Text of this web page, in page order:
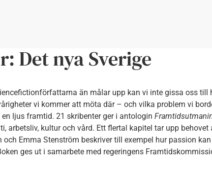
Det nya Sverige
än målar upp kan vi inte gissa oss till
vi kommer att möta där – och vilka problem vi
ljus framtid. 21 skribenter ger i antologin
arbetsliv, kultur och vård. Ett flertal kapitel tar upp behovet
Emma Stenström beskriver till exempel hur passion kan
ges ut i samarbete med regeringens